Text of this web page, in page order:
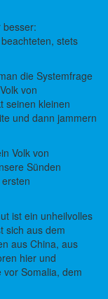
besser:
stets
die Systemfrage
von
seinen kleinen
und dann jammern
Volk von
Sünden
ist ein unheilvolles
sich aus dem
aus China, aus
hier und
vor Somalia, dem